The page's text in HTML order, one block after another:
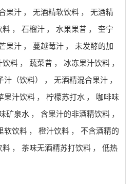
果汁 ， 无酒精软饮料 ，
无酒精
料 ， 石榴汁 ， 水果果昔 ，
奎宁
果汁 ， 蔓越莓汁 ，
未发酵的加
饮料 ， 蔬菜昔 ， 冰冻果汁饮料 ，
汁（饮料） ， 无酒精混合果汁 ，
果汁饮料 ， 柠檬苏打水 ，
咖啡味
矿泉水 ， 含果汁的非酒精饮料 ，
软饮料 ， 橙汁饮料 ，
不含酒精的
料 ， 茶味无酒精苏打饮料 ，
低热